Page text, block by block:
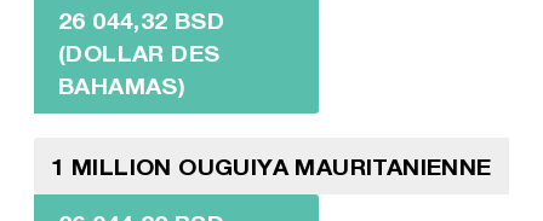
26 044,32 BSD
(DOLLAR DES
BAHAMAS)
1 MILLION OUGUIYA MAURITANIENNE